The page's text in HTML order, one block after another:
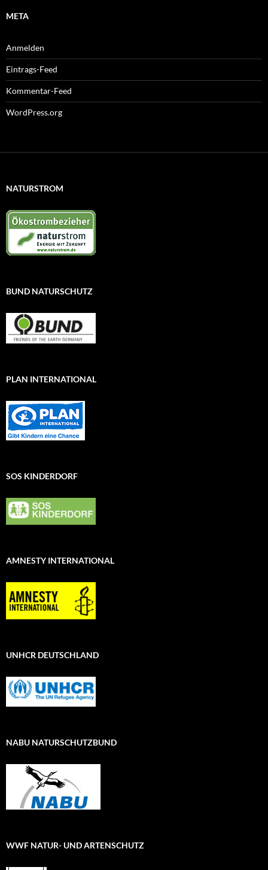
META
Anmelden
Eintrags-Feed
Kommentar-Feed
WordPress.org
NATURSTROM
BUND NATURSCHUTZ
PLAN INTERNATIONAL
SOS KINDERDORF
AMNESTY INTERNATIONAL
UNHCR DEUTSCHLAND
NABU NATURSCHUTZBUND
WWF NATUR- UND ARTENSCHUTZ